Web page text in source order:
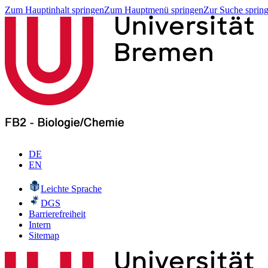
Zum Hauptinhalt springenZum Hauptmenü springenZur Suche
DE
EN
Leichte Sprache
DGS
Barrierefreiheit
Intern
Sitemap